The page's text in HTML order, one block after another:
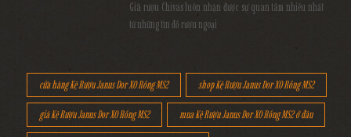
Giá rượu Chivas luôn nhận được sự quan tâm nhiều nhất
từ những tín đồ rượu ngoại
cửa hàng Kệ Rượu Janus Dor XO Rồng MS2 shop Kệ Rượu Janus Dor XO Rồng MS2
giá Kệ Rượu Janus Dor XO Rồng MS2 mua Kệ Rượu Janus Dor XO Rồng MS2 ở đâu